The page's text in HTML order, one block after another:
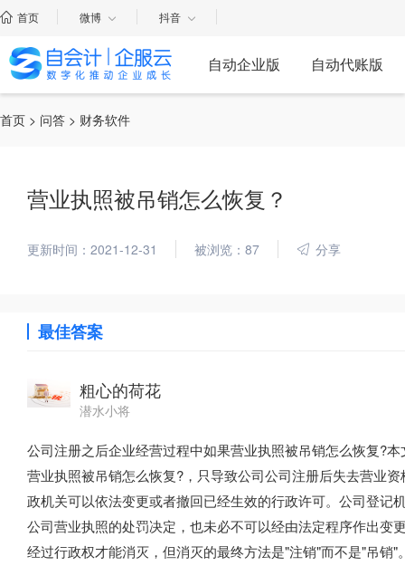
首页 微博 抖音
自动企业版 自动代账版
首页 > 问答 > 财务软件
营业执照被吊销怎么恢复？
更新时间：2021-12-31 被浏览：87 分享
最佳答案
粗心的荷花
潜水小将
公司注册之后企业经营过程中如果营业执照被吊销怎么恢复?
营业执照被吊销怎么恢复?，只导致公司公司注册后失去营业
政机关可以依法变更或者撤回已经生效的行政许可。公司登记
公司营业执照的处罚决定，也未必不可以经由法定程序作出
经过行政权才能消灭，但消灭的最终方法是"注销"而不是"吊销